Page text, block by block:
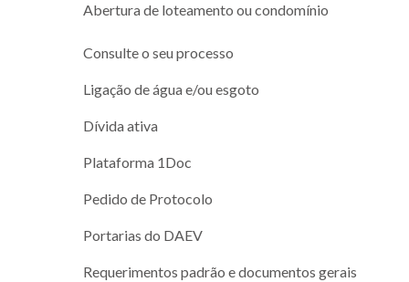
Abertura de loteamento ou condomínio
Consulte o seu processo
Ligação de água e/ou esgoto
Dívida ativa
Plataforma 1Doc
Pedido de Protocolo
Portarias do DAEV
Requerimentos padrão e documentos gerais